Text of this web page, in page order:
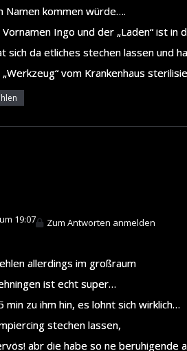
Namen kommen würde….
Ingo und der „Laden“ ist in
sich da etliches stechen lassen und
vom Krankenhaus
19:07 Zum Antworten anmelden
allerdings im großraum
ist echt super…
min zu ihm hin, es lohnt sich wirklich…
stechen lassen,
abr die habe so ne